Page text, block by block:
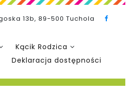
13b, 89-500 Tuchola
Kącik Rodzica
Deklaracja dostępności